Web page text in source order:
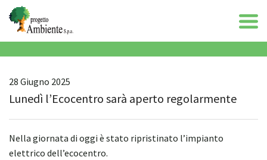
28 Giugno 2025
Lunedì l’Ecocentro sarà aperto regolarmente
Nella giornata di oggi è stato ripristinato l’impianto
elettrico dell’ecocentro.